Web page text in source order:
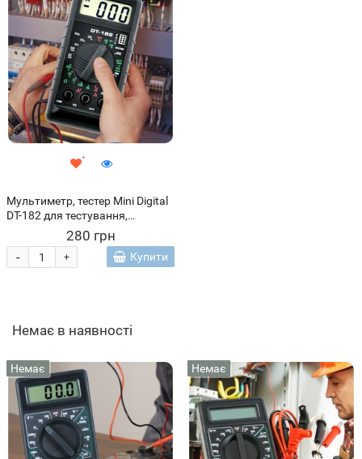
Мультиметр, тестер Mini Digital
DT-182 для тестування,
вимірювань (ЖЯ)
280 грн
+
- Купити
Немає в наявності
Немає Немає